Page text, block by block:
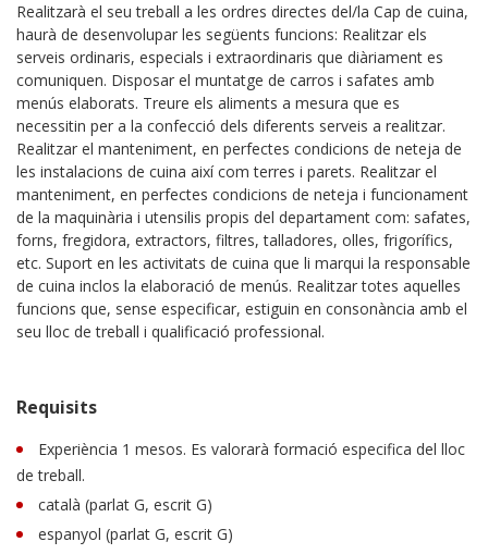
Realitzarà el seu treball a les ordres directes del/la Cap de cuina,
haurà de desenvolupar les següents funcions: Realitzar els
serveis ordinaris, especials i extraordinaris que diàriament es
comuniquen. Disposar el muntatge de carros i safates amb
menús elaborats. Treure els aliments a mesura que es
necessitin per a la confecció dels diferents serveis a realitzar.
Realitzar el manteniment, en perfectes condicions de neteja de
les instalacions de cuina així com terres i parets. Realitzar el
manteniment, en perfectes condicions de neteja i funcionament
de la maquinària i utensilis propis del departament com: safates,
forns, fregidora, extractors, filtres, talladores, olles, frigorífics,
etc. Suport en les activitats de cuina que li marqui la responsable
de cuina inclos la elaboració de menús. Realitzar totes aquelles
funcions que, sense especificar, estiguin en consonància amb el
seu lloc de treball i qualificació professional.
Requisits
Experiència 1 mesos. Es valorarà formació especifica del lloc
de treball.
català (parlat G, escrit G)
espanyol (parlat G, escrit G)